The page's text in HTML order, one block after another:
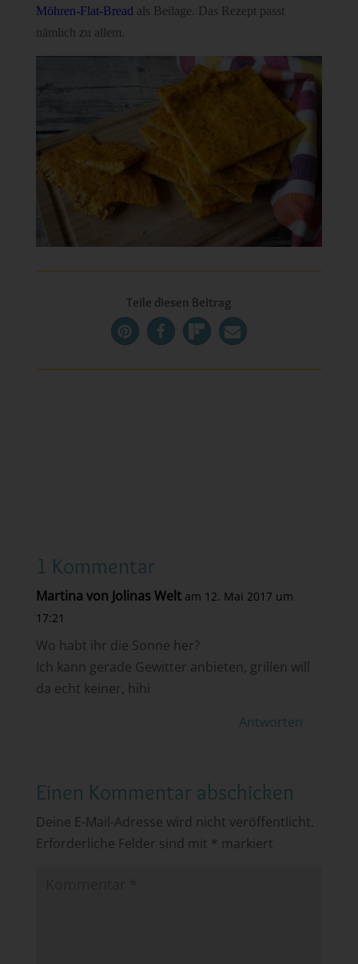
Möhren-Flat-Bread als Beilage. Das Rezept passt
nämlich zu allem.
Teile diesen Beitrag
1 Kommentar
Martina von Jolinas Welt am 12. Mai 2017 um
17:21
Wo habt ihr die Sonne her?
Ich kann gerade Gewitter anbieten, grillen will
da echt keiner, hihi
Antworten
Einen Kommentar abschicken
Deine E-Mail-Adresse wird nicht veröffentlicht.
Erforderliche Felder sind mit * markiert